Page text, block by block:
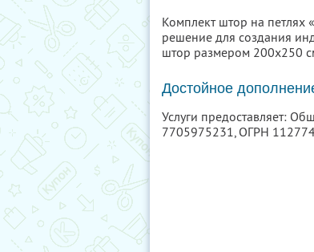
Комплект штор на петлях
решение для создания
штор размером 200х250
Достойное
Услуги предоставляет:
7705975231, ОГРН